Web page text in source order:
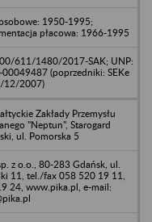
1950-1995;
płacowa: 1966-1995
611/1480/2017-SAK; UNP:
(poprzedniki: SEKe
12/2007)
Zakłady Przemysłu
"Neptun", Starogard
ul. Pomorska 5
z o.o., 80-283 Gdańsk, ul.
11, tel./fax 058 520 19 11,
24, www.pika.pl, e-mail: